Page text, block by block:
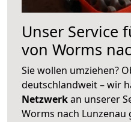
Unser Service
von Worms
Sie wollen umziehen?
deutschlandweit – wir
Netzwerkan unserer
Worms nach Lunzenau